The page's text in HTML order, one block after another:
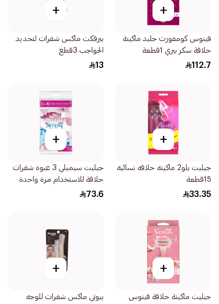
+
فينوس كومفورت جليد ماكينة
حلاقة سكر بيري 1قطعة
112.7
+
بيرفكت ماكس شفرات لتحديد
الحواجب 3قطع
13
+
جيليت بلو2 ماكينه حلاقه نسائيه
15قطعة
33.35
+
جيليت سيمبلي 3 عبوة شفرات
حلاقة للاستخدام مرة واحدة
للنساء 12قطعة
73.6
+
جيليت ماكينة حلاقة فينوس
+
بيوتي ماكس شفرات للوجه